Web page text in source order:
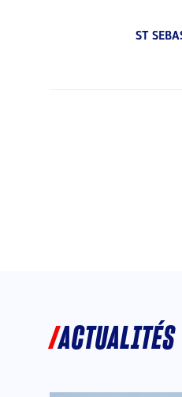
ST
ACTUALITÉS